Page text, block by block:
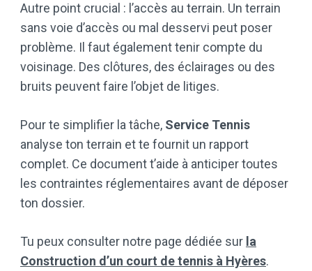
Autre point crucial : l’accès au terrain. Un terrain
sans voie d’accès ou mal desservi peut poser
problème. Il faut également tenir compte du
voisinage. Des clôtures, des éclairages ou des
bruits peuvent faire l’objet de litiges.
Pour te simplifier la tâche, Service Tennis
analyse ton terrain et te fournit un rapport
complet. Ce document t’aide à anticiper toutes
les contraintes réglementaires avant de déposer
ton dossier.
Tu peux consulter notre page dédiée sur la
Construction d’un court de tennis à Hyères.